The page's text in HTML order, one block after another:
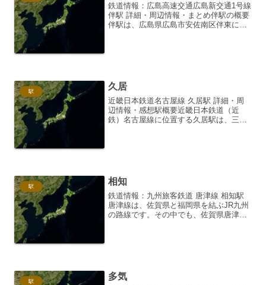
鉄道情報：広島高速交通広島新交通1号線
伴駅 詳細・周辺情報・まとめ伴駅の概要
伴駅は、広島県広島市安佐南区伴東に位
駅 久居
近畿日本鉄道名古屋線 久居駅 詳細・周
辺情報・感想駅概要近畿日本鉄道（近
鉄）名古屋線に位置する久居駅は、三重
駅 相知
鉄道情報：九州旅客鉄道 唐津線 相知駅
唐津線は、佐賀県と福岡県を結ぶJR九州
の路線です。その中でも、佐賀県唐津市
駅 多気